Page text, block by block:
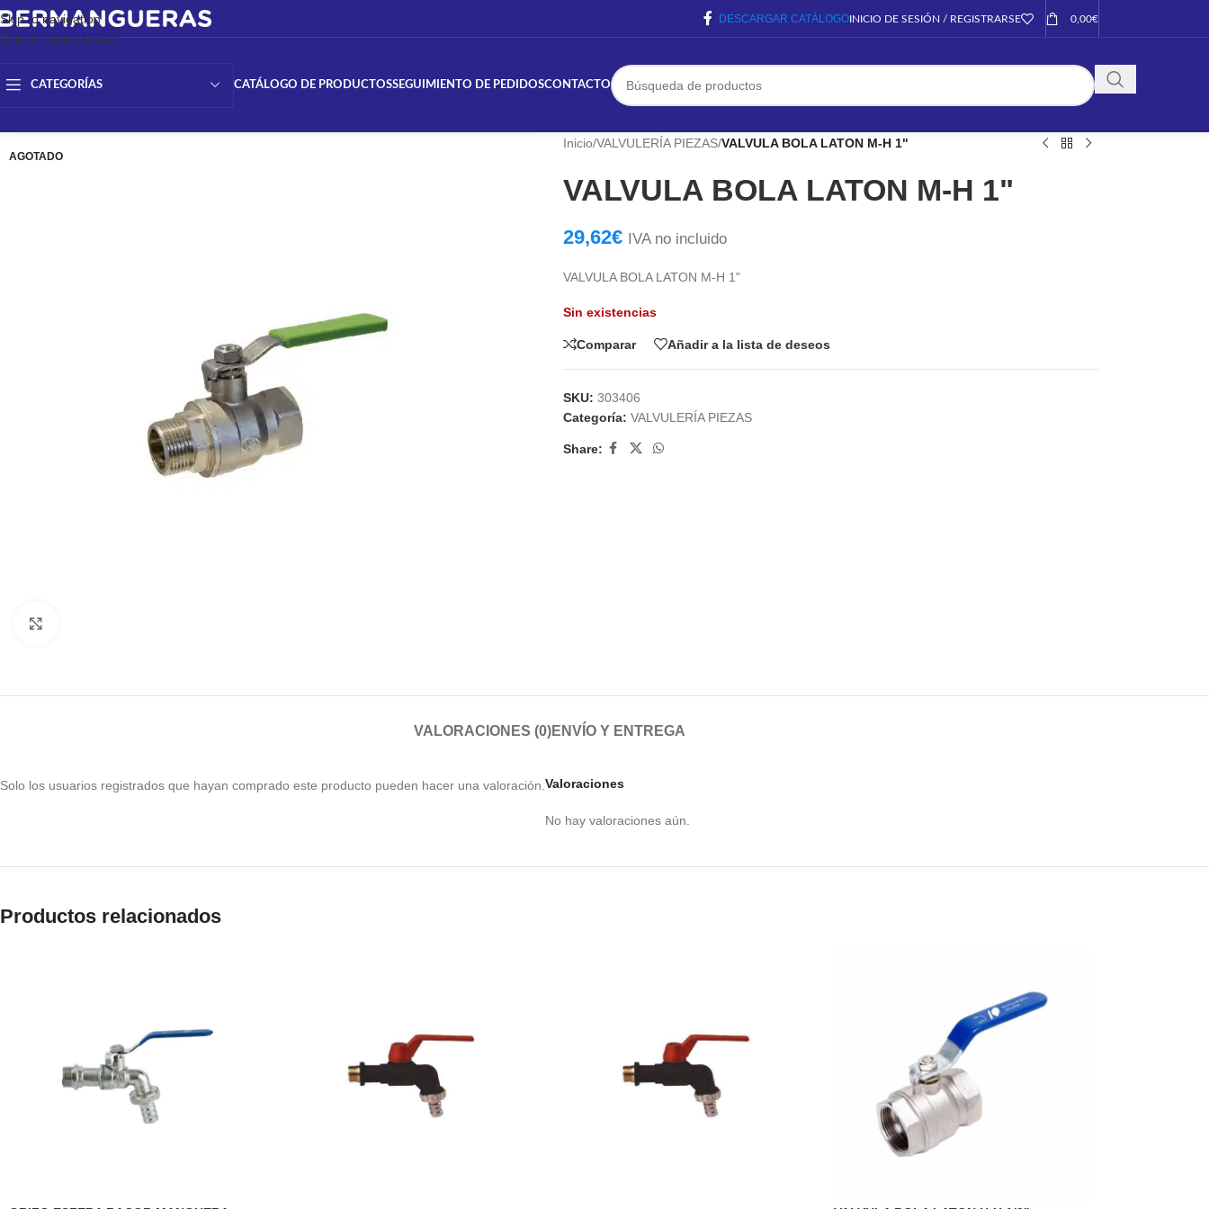
Skip to navigation
Skip to main content
DESCARGAR CATÁLOGOINICIO DE SESIÓN / REGISTRARSE 0,00€
CATEGORÍAS CATÁLOGO DE PRODUCTOSSEGUIMIENTO DE PEDIDOSCONTACTO
AGOTADO
Inicio/VALVULERÍA PIEZAS/VALVULA BOLA LATON M-H 1"
VALVULA BOLA LATON M-H 1"
29,62€ IVA no incluido
VALVULA BOLA LATON M-H 1"
Sin existencias
Comparar Añadir a la lista de deseos
SKU: 303406
Categoría: VALVULERÍA PIEZAS
Share:
VALORACIONES (0)ENVÍO Y ENTREGA
Valoraciones
No hay valoraciones aún.
Solo los usuarios registrados que hayan comprado este producto pueden hacer una valoración.
Productos relacionados